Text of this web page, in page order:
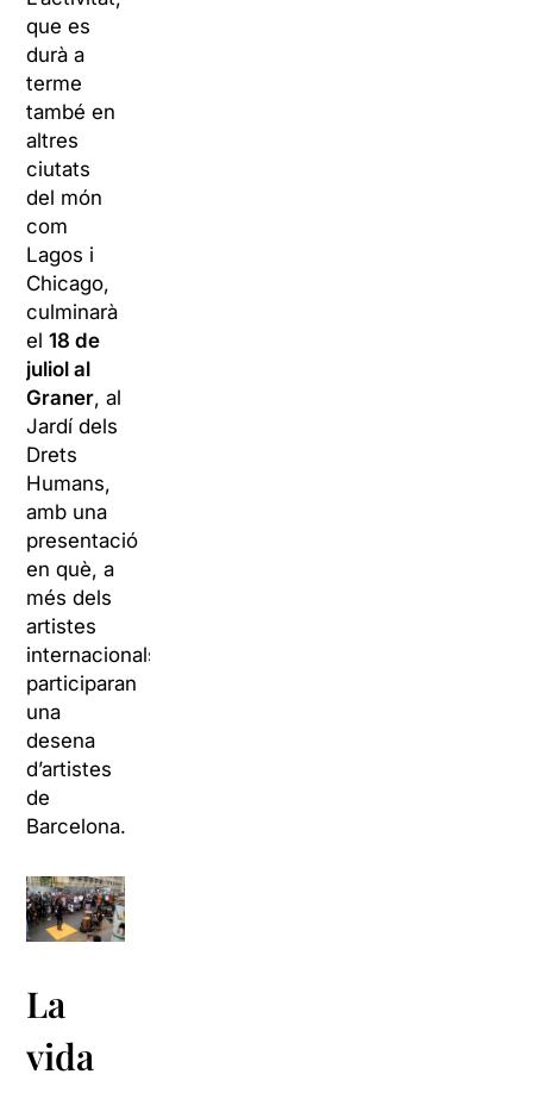
que es
durà a
terme
també en
altres
ciutats
del món
com
Lagos i
Chicago,
culminarà
el18 de
juliol al
Graner, al
Jardí dels
Drets
Humans,
amb una
presentació
en què, a
més dels
artistes
internacionals,
participaran
una
desena
d’artistes
de
Barcelona.
La
vida